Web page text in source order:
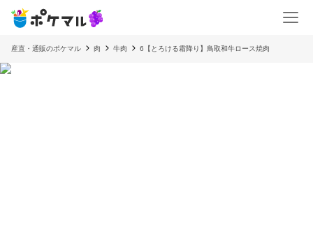
産直・通販のポケマル 肉 牛肉 6【とろける霜降り】鳥取和牛ロース焼肉